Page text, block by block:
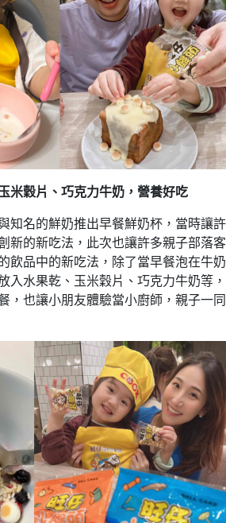
米穀片、巧克力牛奶，營養好吃
知名的鮮奶推出早餐鮮奶杯，當時讓許
新的新吃法，此次也讓許多親子部落客
飲品中的新吃法，除了當早餐泡在牛奶
入水果乾、玉米穀片、巧克力牛奶等，
，也讓小朋友體驗當小廚師，親子一同